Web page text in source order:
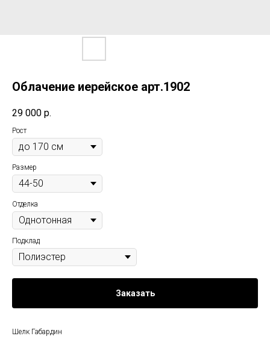
Облачение иерейское арт.1902
29 000 р.
Рост
Размер
Отделка
Подклад
Заказать
Шелк Габардин